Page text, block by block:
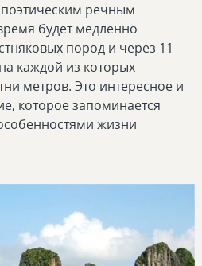
речным
будет медленно
пород и через 11
каждой из которых
метров. Это интересное и
которое запоминается
жизни